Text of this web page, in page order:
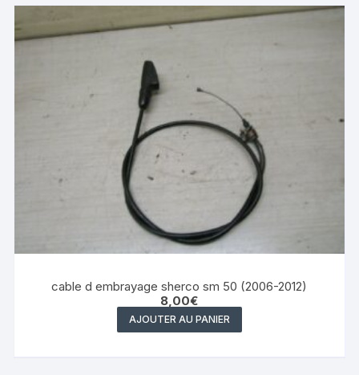
cable d embrayage sherco sm 50 (2006-2012)
8,00€
AJOUTER AU PANIER